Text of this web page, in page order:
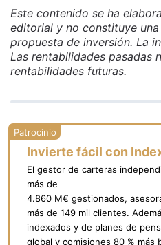
Este contenido se ha
editorial y no constituye
propuesta de inversión. La
Las rentabilidades pasadas
rentabilidades futuras.
Invierte fácil con
El gestor de carteras
más de
4.860 M€ gestionados,
más de 149 mil clientes.
indexados y de planes de
global y comisiones 80 % más